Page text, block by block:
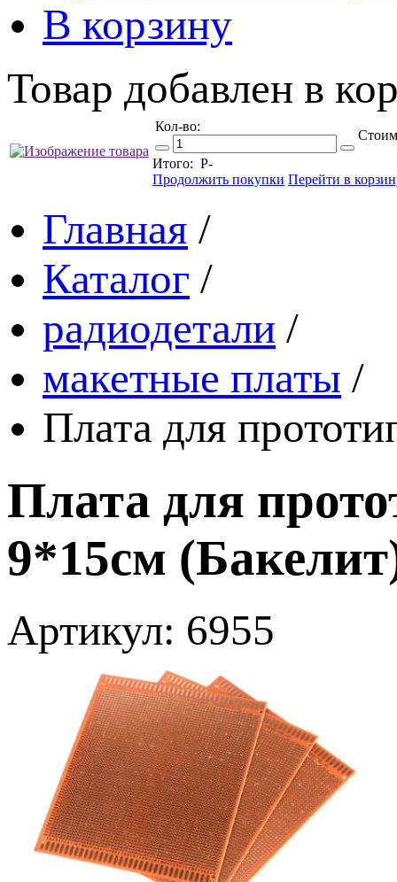
В корзину
Товар добавлен в
Кол-во:
Итого: Р-
Продолжить покупки Перейти в
Главная /
Каталог /
радиодетали /
макетные платы /
Плата для
Плата для
9*15см
Артикул: 6955